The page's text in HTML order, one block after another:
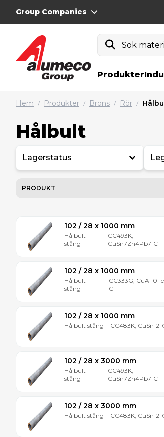
Group Companies
Sök
Produkter
Hem / Produkter / Brons / Rör /
Hålbult
Lagerstatus
PRODUKT
102 / 28 x 1000 mm
Hålbult
stång
- CC493K,
CuSn7Zn4Pb7-C
102 / 28 x 1000 mm
Hålbult
stång
- CC333G,
C
102 / 28 x 1000 mm
Hålbult stång - CC483K, CuSn12-
102 / 28 x 3000 mm
Hålbult
stång
- CC493K,
CuSn7Zn4Pb7-C
102 / 28 x 3000 mm
Hålbult stång - CC483K, CuSn12-